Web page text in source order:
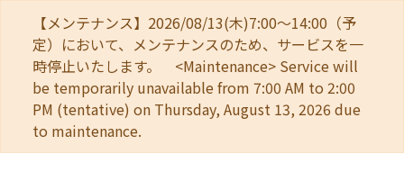
【メンテナンス】2026/08/13(木)7:00～14:00（予
定）において、メンテナンスのため、サービスを一
時停止いたします。 <Maintenance> Service will
be temporarily unavailable from 7:00 AM to 2:00
PM (tentative) on Thursday, August 13, 2026 due
to maintenance.